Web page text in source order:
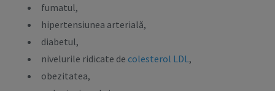
fumatul,
hipertensiunea arterială,
diabetul,
nivelurile ridicate de colesterol LDL ,
obezitatea,